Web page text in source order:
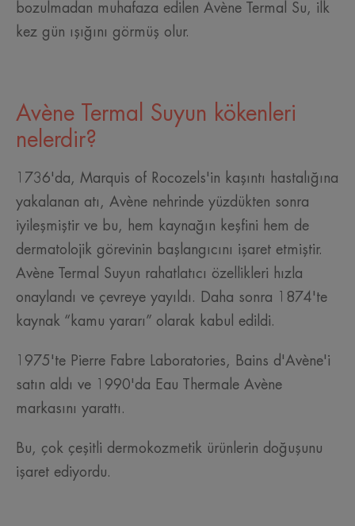
bozulmadan muhafaza edilen Avène Termal Su, ilk
kez gün ışığını görmüş olur.
Avène Termal Suyun kökenleri
nelerdir?
1736'da, Marquis of Rocozels'in kaşıntı hastalığına
yakalanan atı, Avène nehrinde yüzdükten sonra
iyileşmiştir ve bu, hem kaynağın keşfini hem de
dermatolojik görevinin başlangıcını işaret etmiştir.
Avène Termal Suyun rahatlatıcı özellikleri hızla
onaylandı ve çevreye yayıldı. Daha sonra 1874'te
kaynak “kamu yararı” olarak kabul edildi.
1975'te Pierre Fabre Laboratories, Bains d'Avène'i
satın aldı ve 1990'da Eau Thermale Avène
markasını yarattı.
Bu, çok çeşitli dermokozmetik ürünlerin doğuşunu
işaret ediyordu.